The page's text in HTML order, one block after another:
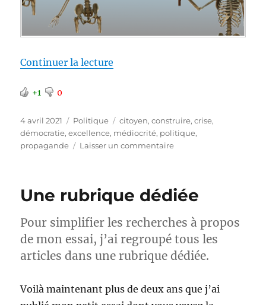
Continuer la lecture
+1 0
Publié
le
4 avril 2021 Catégories
Politique Étiquettes
citoyen,construire,crise,
démocratie,excellence, médiocrité, politique,
propagande
Laisser un commentairesur
saturés
constats
stériles
?
Une rubrique dédiée
Pour simplifier les recherches à propos
de mon essai, j’ai regroupé tous les
articles dans une rubrique dédiée.
Voilà maintenant plus de deux ans que j’ai